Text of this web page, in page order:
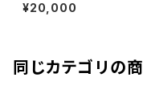
¥20,000
同じカテゴリの